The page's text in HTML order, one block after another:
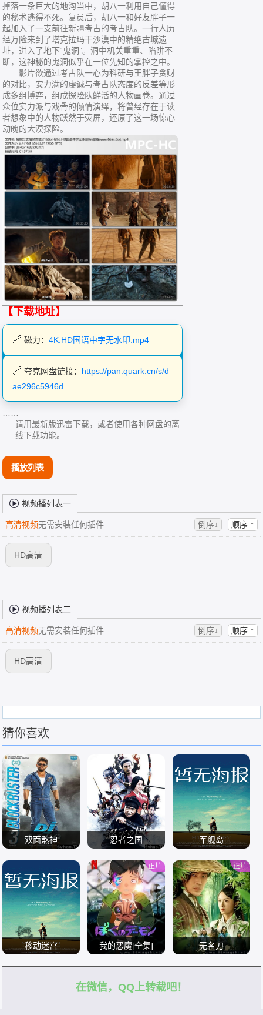
掉落一条巨大的地沟当中，胡八一利用自己懂得
的秘术逃得不死。复员后，胡八一和好友胖子一
起加入了一支前往新疆考古的考古队。一行人历
经万险来到了塔克拉玛干沙漠中的精绝古城遗
址，进入了地下“鬼洞”。洞中机关重重、陷阱不
断，这神秘的鬼洞似乎在一位先知的掌控之中。
影片欲通过考古队一心为科研与王胖子贪财
的对比，安力满的虔诚与考古队态度的反差等形
成多组博弈，组成探险队鲜活的人物画卷。通过
众位实力派与戏骨的倾情演绎，将曾经存在于读
者想象中的人物跃然于荧屏，还原了这一场惊心
动魄的大漠探险。
【下载地址】
磁力：4K.HD国语中字无水印.mp4
夸克网盘链接： https://pan.quark.cn/s/d
ae296c5946d
请用最新版迅雷下载，或者使用各种网盘的离
线下载功能。
播放列表
视频播列表一
高清视频无需安装任何插件 倒序↓ 顺序 ↑
HD高清
视频播列表二
高清视频无需安装任何插件 倒序↓ 顺序 ↑
HD高清
猜你喜欢
双面煞神
/
忍者之国
/
军舰岛
/
移动迷宫 我的恶魔[全集]
正片
无名刀
正片
在微信，QQ上转载吧！